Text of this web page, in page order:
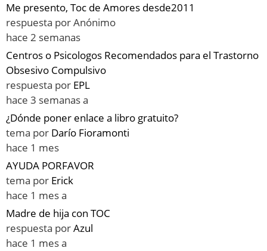
Me presento, Toc de Amores desde2011
respuesta porAnónimo
hace 2 semanas
Centros o Psicologos Recomendados para el Trastorno
Obsesivo Compulsivo
respuesta por EPL
hace 3 semanas a
¿Dónde poner enlace a libro gratuito?
tema por Darío Fioramonti
hace 1 mes
AYUDA PORFAVOR
tema por Erick
hace 1 mes a
Madre de hija con TOC
respuesta porAzul
hace 1 mes a